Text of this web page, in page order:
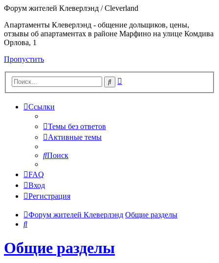
Форум жителей Клеверлэнд / Cleverland
Апартаменты Клеверлэнд - общение дольщиков, цены,
отзывы об апартаментах в районе Марфино на улице Комдива
Орлова, 1
Пропустить
Поиск
Ссылки
Темы без ответов
Активные темы
Поиск
FAQ
Вход
Регистрация
Форум жителей Клеверлэнд Общие разделы
Поиск
Общие разделы